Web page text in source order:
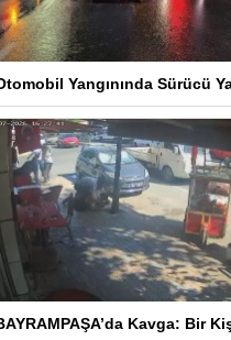
Yangınında Sürücü
Kavga: Bir